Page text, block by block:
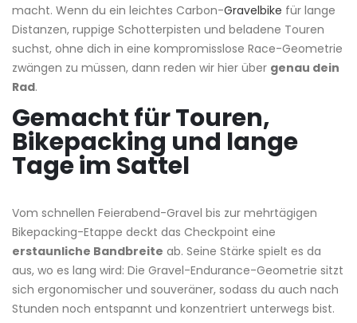
macht. Wenn du ein leichtes Carbon-Gravelbike für lange
Distanzen, ruppige Schotterpisten und beladene Touren
suchst, ohne dich in eine kompromisslose Race-Geometrie
zwängen zu müssen, dann reden wir hier über genau dein
Rad.
Gemacht für Touren,
Bikepacking und lange
Tage im Sattel
Vom schnellen Feierabend-Gravel bis zur mehrtägigen
Bikepacking-Etappe deckt das Checkpoint eine
erstaunliche Bandbreite ab. Seine Stärke spielt es da
aus, wo es lang wird: Die Gravel-Endurance-Geometrie sitzt
sich ergonomischer und souveräner, sodass du auch nach
Stunden noch entspannt und konzentriert unterwegs bist.